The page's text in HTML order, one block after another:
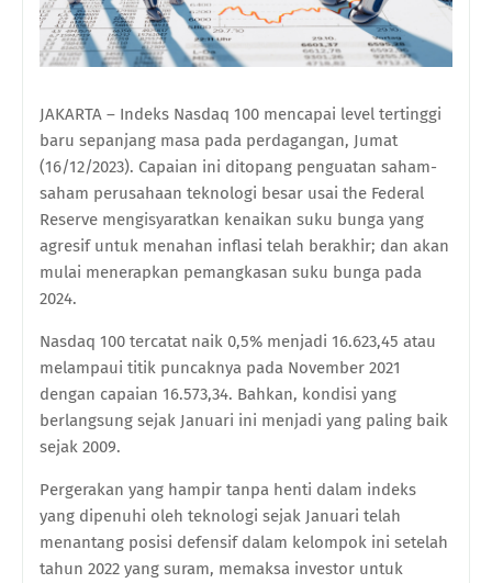
JAKARTA – Indeks Nasdaq 100 mencapai level tertinggi
baru sepanjang masa pada perdagangan, Jumat
(16/12/2023). Capaian ini ditopang penguatan saham-
saham perusahaan teknologi besar usai the Federal
Reserve mengisyaratkan kenaikan suku bunga yang
agresif untuk menahan inflasi telah berakhir; dan akan
mulai menerapkan pemangkasan suku bunga pada
2024.
Nasdaq 100 tercatat naik 0,5% menjadi 16.623,45 atau
melampaui titik puncaknya pada November 2021
dengan capaian 16.573,34. Bahkan, kondisi yang
berlangsung sejak Januari ini menjadi yang paling baik
sejak 2009.
Pergerakan yang hampir tanpa henti dalam indeks
yang dipenuhi oleh teknologi sejak Januari telah
menantang posisi defensif dalam kelompok ini setelah
tahun 2022 yang suram, memaksa investor untuk